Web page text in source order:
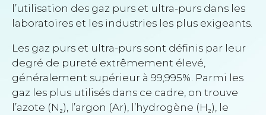
l’utilisation des gaz purs et ultra-purs dans les
laboratoires et les industries les plus exigeants.
Les gaz purs et ultra-purs sont définis par leur
degré de pureté extrêmement élevé,
généralement supérieur à 99,995%. Parmi les
gaz les plus utilisés dans ce cadre, on trouve
l’azote (N₂), l’argon (Ar), l’hydrogène (H₂), le